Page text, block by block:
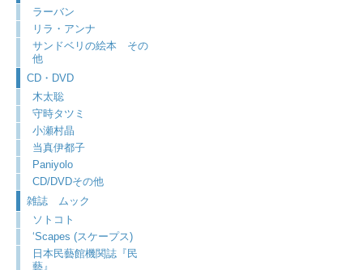
ラーバン
リラ・アンナ
サンドベリの絵本 その
他
CD・DVD
木太聡
守時タツミ
小瀬村晶
当真伊都子
Paniyolo
CD/DVDその他
雑誌 ムック
ソトコト
‘Scapes (スケープス)
日本民藝館機関誌『民
藝』